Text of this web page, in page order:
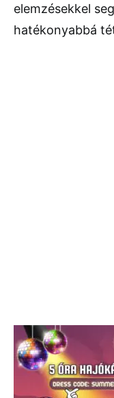
elemzésekkel
hatékonyabbá